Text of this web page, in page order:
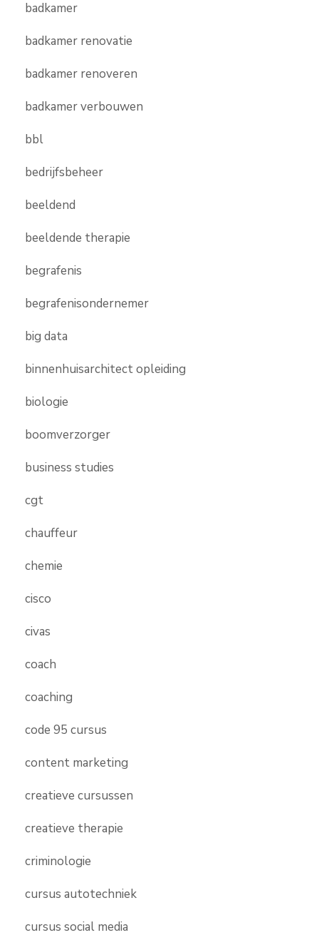
badkamer
badkamer renovatie
badkamer renoveren
badkamer verbouwen
bbl
bedrijfsbeheer
beeldend
beeldende therapie
begrafenis
begrafenisondernemer
big data
binnenhuisarchitect opleiding
biologie
boomverzorger
business studies
cgt
chauffeur
chemie
cisco
civas
coach
coaching
code 95 cursus
content marketing
creatieve cursussen
creatieve therapie
criminologie
cursus autotechniek
cursus social media